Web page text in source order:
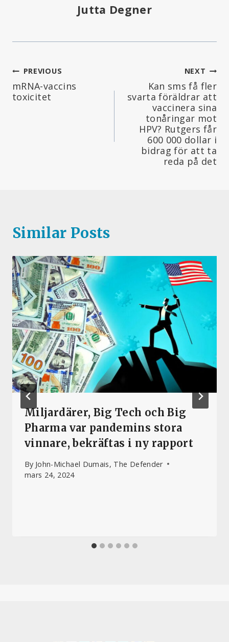
Jutta Degner
Inläggsnavigering
PREVIOUS
mRNA-vaccins
toxicitet
NEXT
Kan sms få fler
svarta föräldrar att
vaccinera sina
tonåringar mot
HPV? Rutgers får
600 000 dollar i
bidrag för att ta
reda på det
Similar Posts
Miljardärer, Big Tech och Big
Pharma var pandemins stora
vinnare, bekräftas i ny rapport
By John-Michael Dumais, The Defender
mars 24, 2024